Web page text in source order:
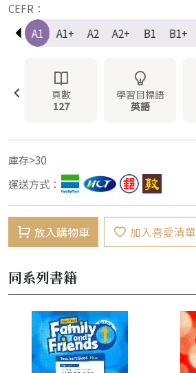
CEFR：
A1
A1 A1+ A2 A2+ B1 B1+
頁數
127
學習目標語
英語
庫存>30
運送方式：
放入購物車 加入喜愛清單
同系列書籍